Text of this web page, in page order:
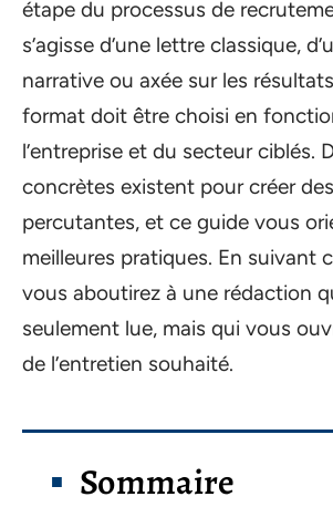
étape du processus de
s’agisse d’une lettre classique,
narrative ou axée sur les
format doit être choisi en
l’entreprise et du secteur ciblés.
concrètes existent pour créer
percutantes, et ce guide vous
meilleures pratiques. En suivant
vous aboutirez à une rédaction
seulement lue, mais qui vous
de l’entretien souhaité.
Sommaire